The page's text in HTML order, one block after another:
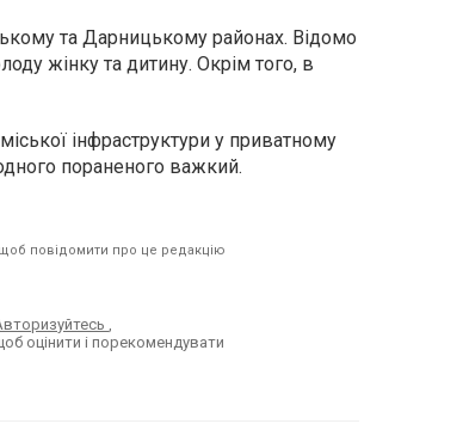
та Дарницькому районах. Відомо
жінку та дитину. Окрім того, в
інфраструктури у приватному
пораненого важкий.
щоб повідомити про це редакцію
,
оцінити і порекомендувати